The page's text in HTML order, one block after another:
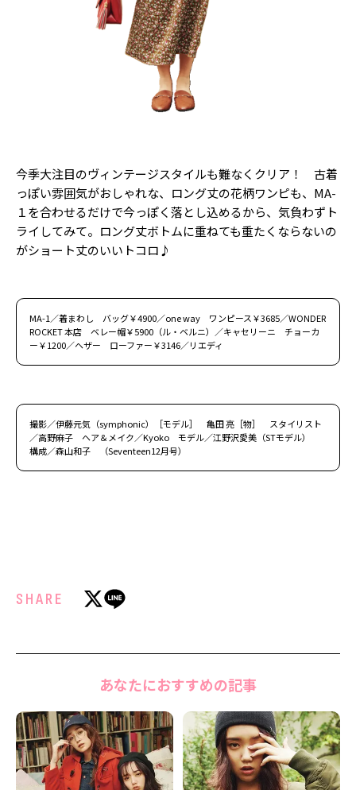
今季大注目のヴィンテージスタイルも難なくクリア！ 古着
っぽい雰囲気がおしゃれな、ロング丈の花柄ワンピも、MA-
１を合わせるだけで今っぽく落とし込めるから、気負わずト
ライしてみて。ロング丈ボトムに重ねても重たくならないの
がショート丈のいいトコロ♪
MA-1／着まわし バッグ￥4900／one way ワンピース￥3685／WONDER
ROCKET 本店 ベレー帽￥5900（ル・ベルニ）／キャセリーニ チョーカ
ー￥1200／ヘザー ローファー￥3146／リエディ
撮影／伊藤元気（symphonic）［モデル］ 亀田 亮［物］ スタイリスト
／高野麻子 ヘア＆メイク／Kyoko モデル／江野沢愛美（STモデル）
構成／森山和子 （Seventeen12月号）
SHARE
あなたにおすすめの記事